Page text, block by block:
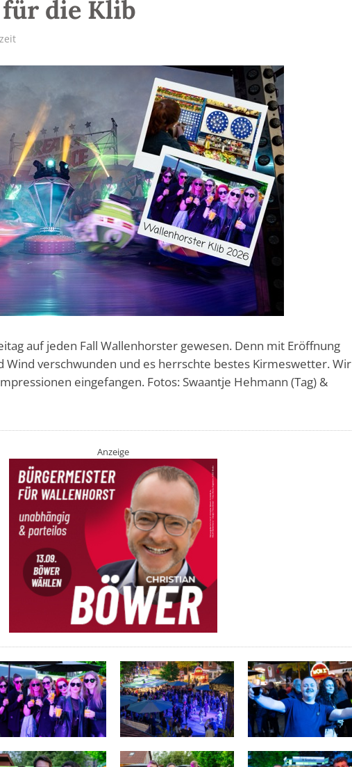
die Klib
auf jeden Fall Wallenhorster gewesen. Denn mit Eröffnung
Wind verschwunden und es herrschte bestes Kirmeswetter. Wir
eingefangen. Fotos: Swaantje Hehmann (Tag) &
Anzeige